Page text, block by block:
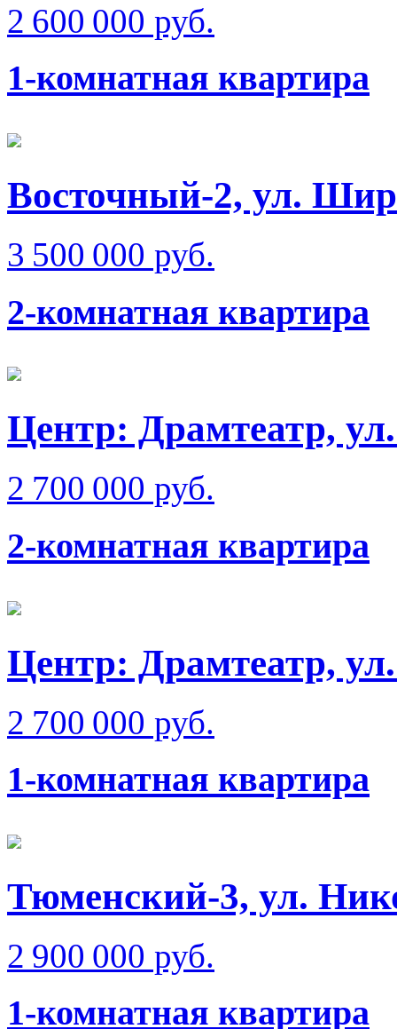
2 600 000 руб.
1-комнатная квартира
Восточный-2, ул.
3 500 000 руб.
2-комнатная квартира
Центр: Драмтеатр,
2 700 000 руб.
2-комнатная квартира
Центр: Драмтеатр,
2 700 000 руб.
1-комнатная квартира
Тюменский-3, ул.
2 900 000 руб.
1-комнатная квартира